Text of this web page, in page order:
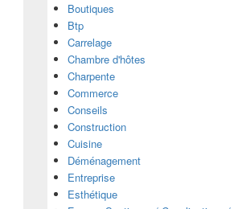
Boutiques
Btp
Carrelage
Chambre d'hôtes
Charpente
Commerce
Conseils
Construction
Cuisine
Déménagement
Entreprise
Esthétique